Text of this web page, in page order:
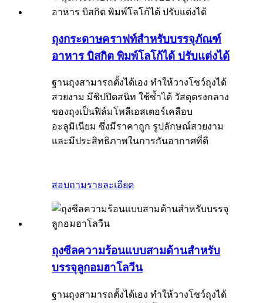
ถุงกระดาษคราฟท์สำหรับบรรจุภัณฑ์
อาหาร บิสกิต พิมพ์โลโก้ได้ ปรับแต่งได้
ฐานถุงสามารถตั้งได้เอง ทำให้วางโชว์ถุงได้
สวยงาม มีซิปปิดสนิท ใช้ซ้ำได้ วัสดุตรงกลาง
ของถุงเป็นฟิล์มโพลีเอสเตอร์เคลือบ
อะลูมิเนียม ซึ่งมีราคาถูก รูปลักษณ์สวยงาม
และมีประสิทธิภาพในการกันอากาศที่ดี
สอบถามรายละเอียด
ถุงซีลความร้อนแบบสามด้านสำหรับ
บรรจุลูกอมฮาโลวีน
ฐานถุงสามารถตั้งได้เอง ทำให้วางโชว์ถุงได้